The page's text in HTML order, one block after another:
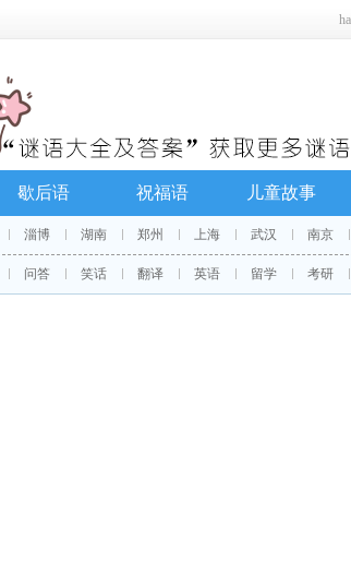
歇后语 祝福语 儿童故事
淄博 湖南 郑州 上海 武汉 南京
问答 笑话 翻译 英语 留学 考研